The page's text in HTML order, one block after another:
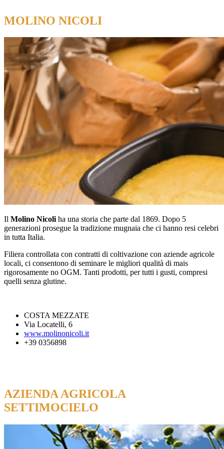
MOLINO NICOLI
Il Molino Nicoliha una storia che parte dal 1869. Dopo 5
generazioni prosegue la tradizione mugnaia che ci hanno resi celebri
in tutta Italia.
Filiera controllata con contratti di coltivazione con aziende agricole
locali, ci consentono di seminare le migliori qualità di mais
rigorosamente no OGM. Tanti prodotti, per tutti i gusti, compresi
quelli senza glutine.
COSTA MEZZATE
Via Locatelli, 6
www.molinonicoli.it
+39 0356898
AZIENDA AGRICOLA
SETTIMOCIELO